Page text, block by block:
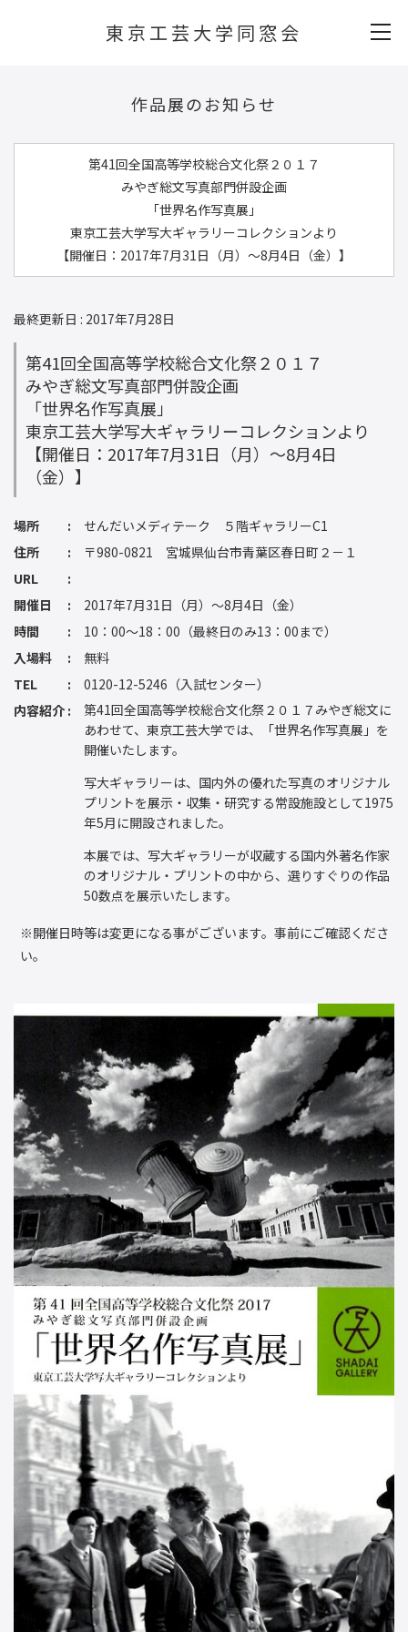
東京工芸大学同窓会
作品展のお知らせ
第41回全国高等学校総合文化祭２０１７
みやぎ総文写真部門併設企画
「世界名作写真展」
東京工芸大学写大ギャラリーコレクションより
【開催日：2017年7月31日（月）～8月4日（金）】
最終更新日 : 2017年7月28日
第41回全国高等学校総合文化祭２０１７
みやぎ総文写真部門併設企画
「世界名作写真展」
東京工芸大学写大ギャラリーコレクションより
【開催日：2017年7月31日（月）～8月4日
（金）】
場所
せんだいメディテーク ５階ギャラリーC1
住所
〒980-0821 宮城県仙台市青葉区春日町２－１
URL
開催日
2017年7月31日（月）～8月4日（金）
時間
10：00～18：00（最終日のみ13：00まで）
入場料
無料
TEL
0120-12-5246（入試センター）
内容紹介
第41回全国高等学校総合文化祭２０１７みやぎ総文に
あわせて、東京工芸大学では、「世界名作写真展」を
開催いたします。
写大ギャラリーは、国内外の優れた写真のオリジナル
プリントを展示・収集・研究する常設施設として1975
年5月に開設されました。
本展では、写大ギャラリーが収蔵する国内外著名作家
のオリジナル・プリントの中から、選りすぐりの作品
50数点を展示いたします。
※開催日時等は変更になる事がございます。事前にご確認くださ
い。